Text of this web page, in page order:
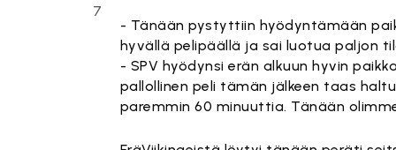
7
- Tänään pystyttiin hyödyntämään
hyvällä pelipäällä ja sai luotua paljon
- SPV hyödynsi erän alkuun hyvin
pallollinen peli tämän jälkeen taas
paremmin 60 minuuttia. Tänään